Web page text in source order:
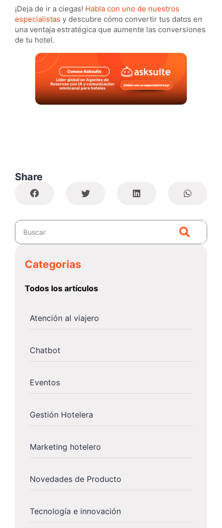
¡Deja de ir a ciegas! Habla con uno de nuestros
especialistas y descubre cómo convertir tus datos en
una ventaja estratégica que aumente las conversiones
de tu hotel.
Share
Categorias
Todos los artículos
Atención al viajero
Chatbot
Eventos
Gestión Hotelera
Marketing hotelero
Novedades de Producto
Tecnología e innovación